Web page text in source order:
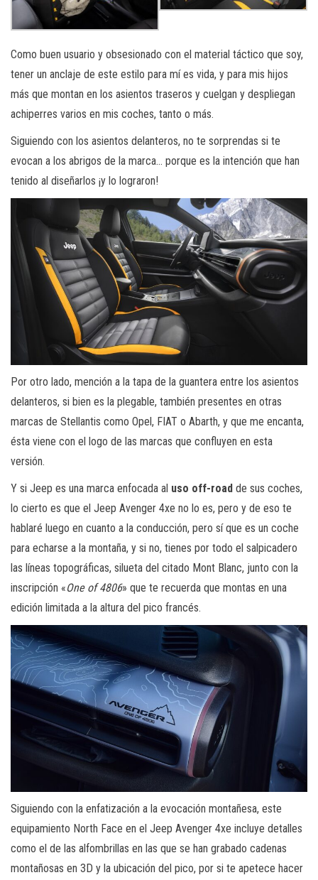
Como buen usuario y obsesionado con el material táctico que soy,
tener un anclaje de este estilo para mí es vida, y para mis hijos
más que montan en los asientos traseros y cuelgan y despliegan
achiperres varios en mis coches, tanto o más.
Siguiendo con los asientos delanteros, no te sorprendas si te
evocan a los abrigos de la marca… porque es la intención que han
tenido al diseñarlos ¡y lo lograron!
Por otro lado, mención a la tapa de la guantera entre los asientos
delanteros, si bien es la plegable, también presentes en otras
marcas de Stellantis como Opel, FIAT o Abarth, y que me encanta,
ésta viene con el logo de las marcas que confluyen en esta
versión.
Y si Jeep es una marca enfocada al uso off-road de sus coches,
lo cierto es que el Jeep Avenger 4xe no lo es, pero y de eso te
hablaré luego en cuanto a la conducción, pero sí que es un coche
para echarse a la montaña, y si no, tienes por todo el salpicadero
las líneas topográficas, silueta del citado Mont Blanc, junto con la
inscripción «One of 4806» que te recuerda que montas en una
edición limitada a la altura del pico francés.
Siguiendo con la enfatización a la evocación montañesa, este
equipamiento North Face en el Jeep Avenger 4xe incluye detalles
como el de las alfombrillas en las que se han grabado cadenas
montañosas en 3D y la ubicación del pico, por si te apetece hacer